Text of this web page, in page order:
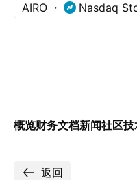
AIRO Nasdaq
概览财务文档新闻社区技
返回